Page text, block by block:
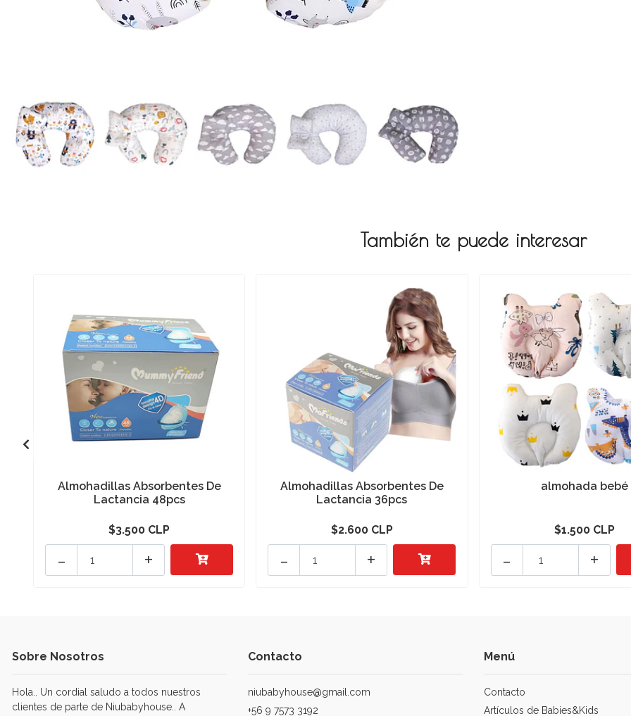
También te puede interesar
Almohadillas Absorbentes De
Lactancia 48pcs
$3.500 CLP
+
-
Almohadillas Absorbentes De
Lactancia 36pcs
$2.600 CLP
+
-
almohada bebé
$1.500 CLP
+
-
Sobre Nosotros
Hola.. Un cordial saludo a todos nuestros
clientes de parte de Niubabyhouse.. A
Contacto
niubabyhouse@gmail.com
+56 9 7573 3192
Menú
Contacto
Artículos de Babies&Kids